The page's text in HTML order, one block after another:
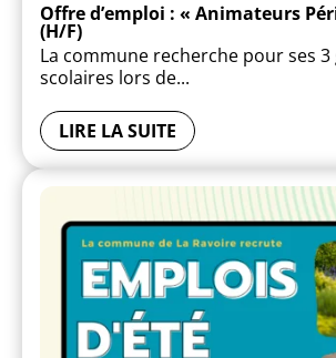
Offre d’emploi : « Animateurs
(H/F)
La commune recherche pour ses
scolaires lors de...
LIRE LA SUITE